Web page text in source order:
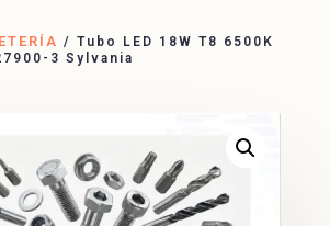
/ Tubo LED 18W T8 6500K
3 Sylvania